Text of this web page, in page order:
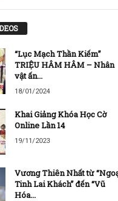
“Lục Mạch Thần Kiếm”
TRIỆU HÂM HÂM – Nhân
vật ấn...
18/01/2024
Khai Giảng Khóa Học Cờ
Online Lần 14
19/11/2023
Vương Thiên Nhất từ
Tinh Lai Khách” đến “Vũ
Hóa...